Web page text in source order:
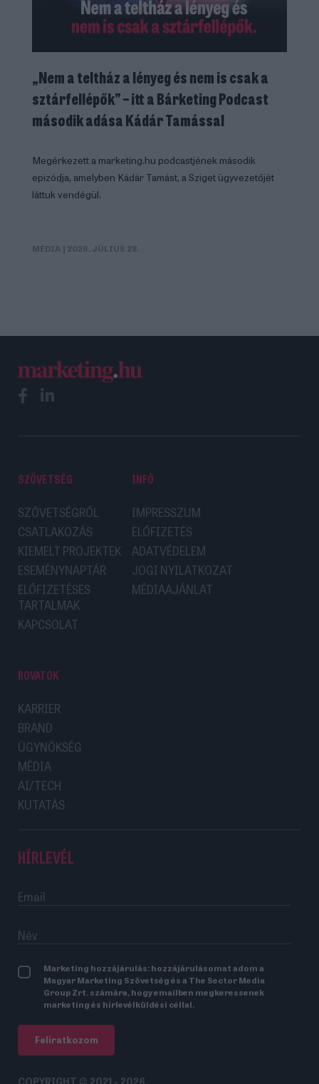
„Nem a teltház a lényeg és nem is csak a
sztárfellépők” – itt a Bárketing Podcast
második adása Kádár Tamással
Megérkezett a marketing.hu podcastjének második
epizódja, amelyben Kádár Tamást, a Sziget ügyvezetőjét
láttuk vendégül.
MÉDIA | 2026. JÚLIUS 28.
SZÖVETSÉG
SZÖVETSÉGRŐL
CSATLAKOZÁS
KIEMELT PROJEKTEK
ESEMÉNYNAPTÁR
ELŐFIZETÉSES
TARTALMAK
KAPCSOLAT
INFÓ
IMPRESSZUM
ELŐFIZETÉS
ADATVÉDELEM
JOGI NYILATKOZAT
MÉDIAAJÁNLAT
ROVATOK
KARRIER
BRAND
ÜGYNÖKSÉG
MÉDIA
AI/TECH
KUTATÁS
HÍRLEVÉL
Marketing hozzájárulás: hozzájárulásomat adom a
Magyar Marketing Szövetség és a The Sector Media
Group Zrt. számára, hogy emailben megkeressenek
marketing és hírlevélküldési céllal.
Feliratkozom
COPYRIGHT © 2021 - 2026